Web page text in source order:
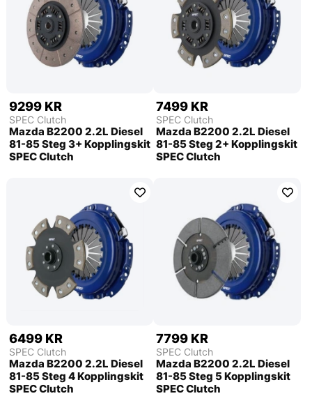
9299 KR
SPEC Clutch
Mazda B2200 2.2L Diesel
81-85 Steg 3+ Kopplingskit
SPEC Clutch
7499 KR
SPEC Clutch
Mazda B2200 2.2L Diesel
81-85 Steg 2+ Kopplingskit
SPEC Clutch
6499 KR
SPEC Clutch
Mazda B2200 2.2L Diesel
81-85 Steg 4 Kopplingskit
SPEC Clutch
7799 KR
SPEC Clutch
Mazda B2200 2.2L Diesel
81-85 Steg 5 Kopplingskit
SPEC Clutch